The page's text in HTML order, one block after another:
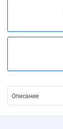
Описание